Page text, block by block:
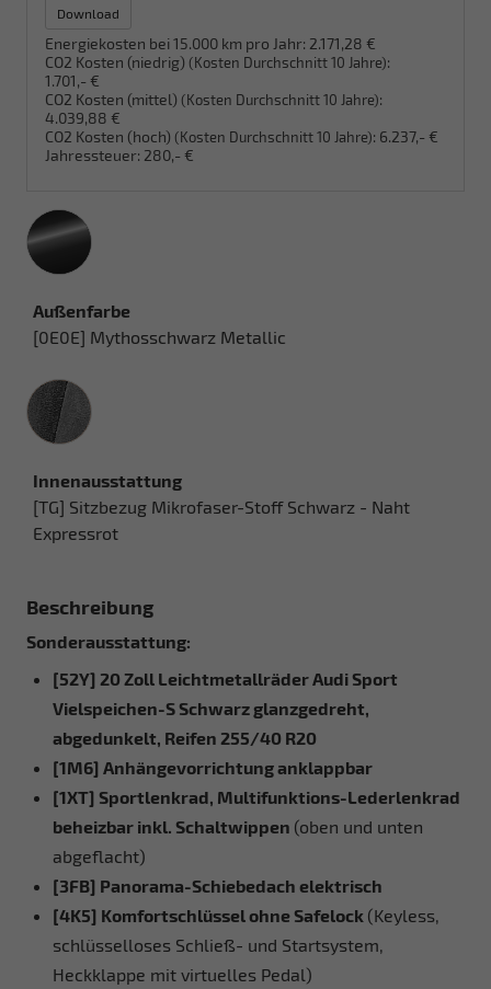
Download
Energiekosten bei 15.000 km pro Jahr: 2.171,28 €
CO2 Kosten (niedrig) (Kosten Durchschnitt 10 Jahre):
1.701,- €
CO2 Kosten (mittel) (Kosten Durchschnitt 10 Jahre):
4.039,88 €
CO2 Kosten (hoch) (Kosten Durchschnitt 10 Jahre): 6.237,- €
Jahressteuer: 280,- €
Außenfarbe
[0E0E] Mythosschwarz Metallic
Innenausstattung
Innenausstattung
[TG] Sitzbezug Mikrofaser-Stoff Schwarz - Naht
Expressrot
Beschreibung
Sonderausstattung:
[52Y] 20 Zoll Leichtmetallräder Audi Sport
Vielspeichen-S Schwarz glanzgedreht,
abgedunkelt, Reifen 255/40 R20
[1M6] Anhängevorrichtung anklappbar
[1XT] Sportlenkrad, Multifunktions-Lederlenkrad
beheizbar inkl. Schaltwippen (oben und unten
abgeflacht)
[3FB] Panorama-Schiebedach elektrisch
[4K5] Komfortschlüssel ohne Safelock (Keyless,
schlüsselloses Schließ- und Startsystem,
Heckklappe mit virtuelles Pedal)